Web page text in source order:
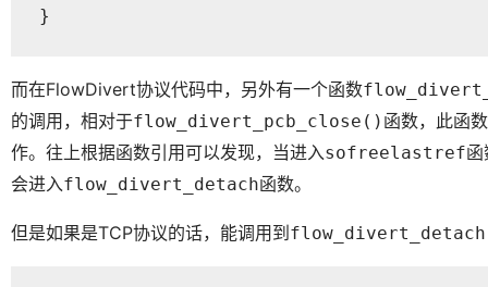
}
而在FlowDivert协议代码中，另外有一个函数
的调用，相对于flow_divert_pcb_close() 函数，此函
作。往上根据函数引用可以发现，当进入sofreelastref
会进入flow_divert_detach函数。
但是如果是TCP协议的话，能调用到